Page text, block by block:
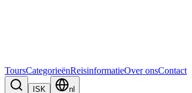
ToursCategorieënReisinformatieOver onsContact
ISK nl